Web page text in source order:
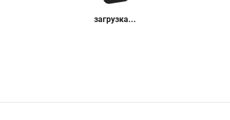
загрузка...